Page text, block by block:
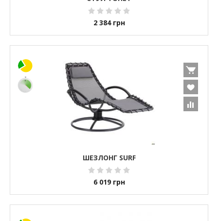
2 384 грн
ШЕЗЛОНГ SURF
6 019 грн